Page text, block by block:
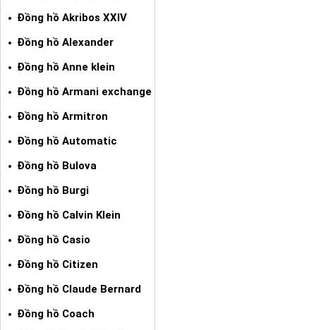
Đồng hồ Akribos XXIV
Đồng hồ Alexander
Đồng hồ Anne klein
Đồng hồ Armani exchange
Đồng hồ Armitron
Đồng hồ Automatic
Đồng hồ Bulova
Đồng hồ Burgi
Đồng hồ Calvin Klein
Đồng hồ Casio
Đồng hồ Citizen
Đồng hồ Claude Bernard
Đồng hồ Coach